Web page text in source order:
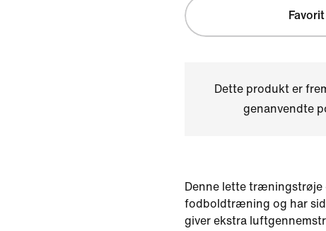
Favorit
Dette produkt er
genanvendte
Denne lette træningstrøje
fodboldtræning og har
giver ekstra